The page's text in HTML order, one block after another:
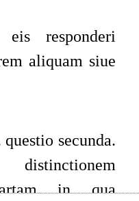
responderi
aliquam siue
secunda.
in qua